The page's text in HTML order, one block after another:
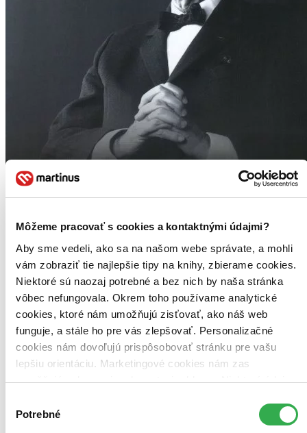
Môžeme pracovať s cookies a kontaktnými údajmi?
Aby sme vedeli, ako sa na našom webe správate, a mohli
vám zobraziť tie najlepšie tipy na knihy, zbierame cookies.
Niektoré sú naozaj potrebné a bez nich by naša stránka
vôbec nefungovala. Okrem toho používame analytické
cookies, ktoré nám umožňujú zisťovať, ako náš web
funguje, a stále ho pre vás zlepšovať. Personalizačné
cookies nám dovoľujú prispôsobovať stránku pre vašu
lepšiu orientáciu. Marketingové cookies nám zas
umožňujú zobrazenie relevantnej reklamy. Niektoré údaje
keby sme mohli používať všetky tieto cookies. Ďakujeme!
súhlasu
Potrebné
Peníze a burza
Umění, jak přijít k bohatství
bohatství, se lze naučit. V tomto bestselleru nabízí odpovědi na
otázky investování do akcií a nemovitostí, ale i obrazů, starožitností